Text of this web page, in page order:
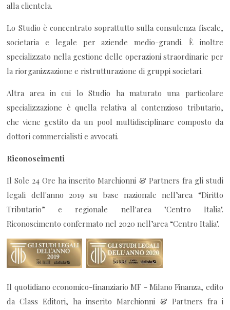
alla clientela.
Lo Studio è concentrato soprattutto sulla consulenza fiscale,
societaria e legale per aziende medio-grandi. È inoltre
specializzato nella gestione delle operazioni straordinarie per
la riorganizzazione e ristrutturazione di gruppi societari.
Altra area in cui lo Studio ha maturato una particolare
specializzazione è quella relativa al contenzioso tributario,
che viene gestito da un pool multidisciplinare composto da
dottori commercialisti e avvocati.
Riconoscimenti
Il Sole 24 Ore ha inserito Marchionni & Partners fra gli studi
legali dell'anno 2019 su base nazionale nell’area “Diritto
Tributario” e regionale nell'area "Centro Italia".
Riconoscimento confermato nel 2020 nell’area “Centro Italia".
Il quotidiano economico-finanziario MF - Milano Finanza, edito
da Class Editori, ha inserito Marchionni & Partners fra i